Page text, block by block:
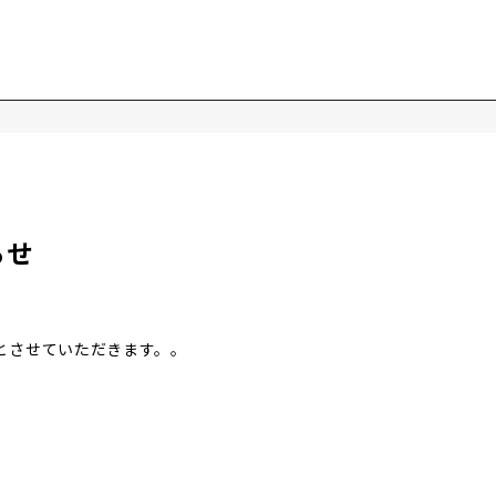
せていただきます。。